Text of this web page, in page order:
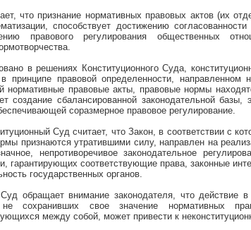
что признание нормативных правовых актов (их
способствует достижению
правового регулирования общественных
в решениях Конституционного Суда,
принципе правовой определенности, направленном
нормативные правовые акты, правовые нормы
создание сбалансированной законодательной
соразмерное правовое регулирование.
Суд считает, что Закон, в соответствии с
признаются утратившими силу, направлен на
непротиворечивое законодательное
гарантирующих соответствующие права, законные
государственных органов.
обращает внимание законодателя, что действие в
не сохранивших свое значение нормативных
между собой, может привести к